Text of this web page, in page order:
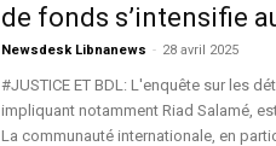
de fonds s’intensifie
Newsdesk Libnanews - 28 avril 2025
#JUSTICE ET BDL: L'enquête sur les
impliquant notamment Riad Salamé,
La communauté internationale, en